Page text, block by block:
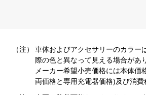
（注）
車体およびアクセサリーのカラー
際の色と異なって見える場合があ
メーカー希望小売価格には本体価
両価格と専用充電器価格)及び消費